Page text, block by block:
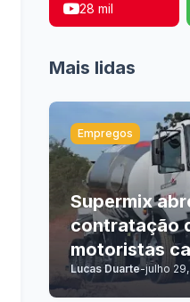
28 mil
Mais lidas
Empregos
Supermix
contratação
motoristas
e E
Lucas Duarte-julho